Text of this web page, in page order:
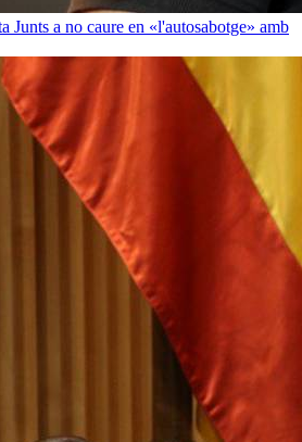
Junts a no caure en «l'autosabotge» amb